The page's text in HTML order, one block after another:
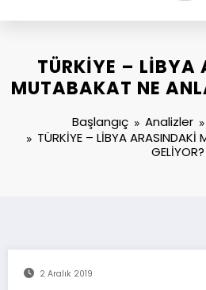
TÜRKİYE – LİBYA
MUTABAKAT NE
Başlangıç Analizler
TÜRKİYE – LİBYA ARASINDAKİ
GELİYOR?
2 Aralık 2019